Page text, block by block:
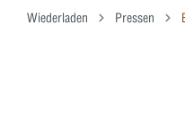
Wiederladen Pressen